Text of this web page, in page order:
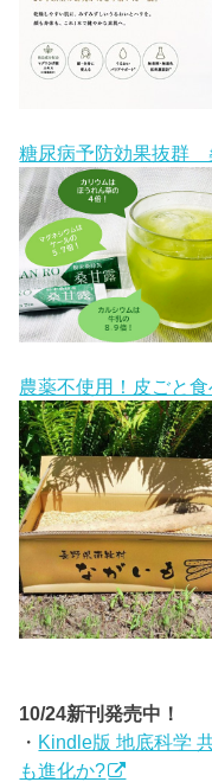
糖尿病予防効果抜群
農薬不使用！皮ごと
10/24新刊発売中！
・ Kindle版 地底科学
も進化か?